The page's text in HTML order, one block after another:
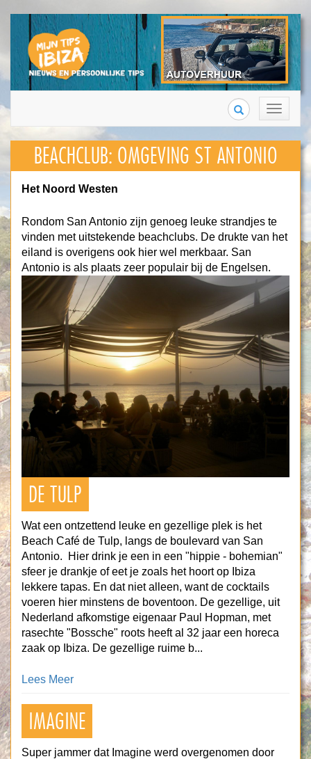
Toggle
navigation
Search
BEACHCLUB: OMGEVING ST ANTONIO
Het Noord Westen
Rondom San Antonio zijn genoeg leuke strandjes te
vinden met uitstekende beachclubs. De drukte van het
eiland is overigens ook hier wel merkbaar. San
Antonio is als plaats zeer populair bij de Engelsen.
DE TULP
Wat een ontzettend leuke en gezellige plek is het
Beach Café de Tulp, langs de boulevard van San
Antonio. Hier drink je een in een "hippie - bohemian"
sfeer je drankje of eet je zoals het hoort op Ibiza
lekkere tapas. En dat niet alleen, want de cocktails
voeren hier minstens de boventoon. De gezellige, uit
Nederland afkomstige eigenaar Paul Hopman, met
rasechte "Bossche" roots heeft al 32 jaar een horeca
zaak op Ibiza. De gezellige ruime b...
Lees Meer
IMAGINE
Super jammer dat Imagine werd overgenomen door